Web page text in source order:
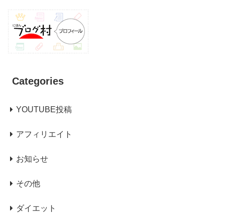
Categories
YOUTUBE投稿
アフィリエイト
お知らせ
その他
ダイエット